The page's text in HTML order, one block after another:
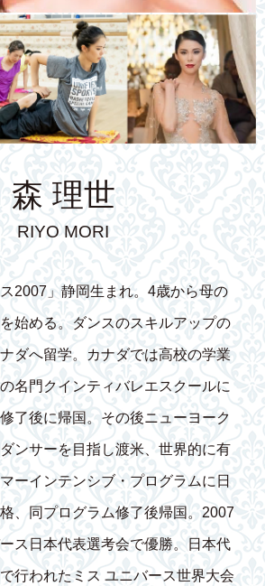
森 理世
RIYO MORI
ス2007」静岡生まれ。4歳から母の
始める。ダンスのスキルアップの
ダへ留学。カナダでは高校の学業
名門クインティバレエスクールに
了後に帰国。その後ニューヨーク
ンサーを目指し渡米、世界的に有
ーインテンシブ・プログラムに日
、同プログラム修了後帰国。2007
ス日本代表選考会で優勝。日本代
行われたミス ユニバース世界大会